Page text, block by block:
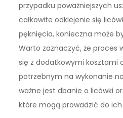
przypadku poważniejszych
całkowite odklejenie się
pęknięcia, konieczna może
Warto zaznaczyć, że proces
się z dodatkowymi kosztami
potrzebnym na wykonanie
ważne jest dbanie o licówki
które mogą prowadzić do ich